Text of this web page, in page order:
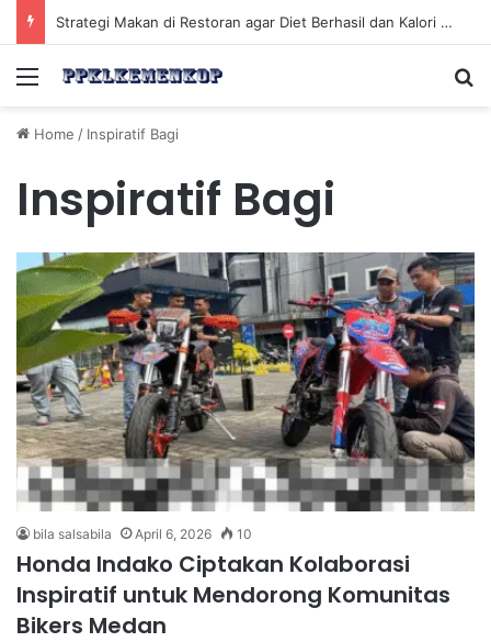
Strategi Makan di Restoran agar Diet Berhasil dan Kalori Tetap Terkontrol
Menu
Home / Inspiratif Bagi
Inspiratif Bagi
bila salsabila April 6, 2026 10
Honda Indako Ciptakan Kolaborasi
Inspiratif untuk Mendorong Komunitas
Bikers Medan